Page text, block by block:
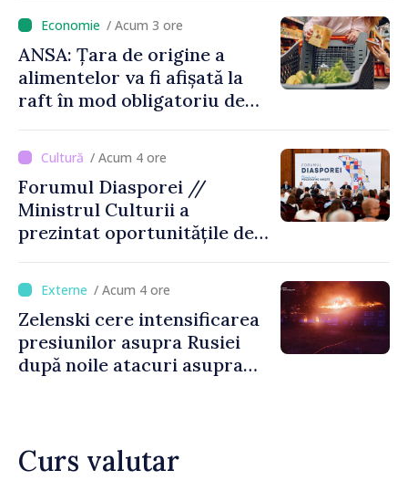
locului
/ Acum 3 ore
ANSA: Țara de origine a
alimentelor va fi afișată la
raft în mod obligatoriu de
riscă amenzi de zeci de mii
de lei de lei/ Acum 4 ore
Forumul Diasporei //
Ministrul Culturii a
prezintat oportunitățile de
culturale și mobilitatea
artiștilor/ Acum 4 ore
Zelenski cere intensificarea
presiunilor asupra Rusiei
după noile atacuri asupra
Curs valutar